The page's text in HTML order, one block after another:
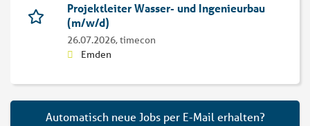
Projektleiter Wasser- und Ingenieurbau
(m/w/d)
26.07.2026,timecon
Emden
Automatisch neue Jobs per E-Mail erhalten?